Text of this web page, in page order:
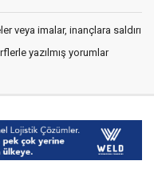
veya imalar, inançlara saldırı
yazılmış yorumlar